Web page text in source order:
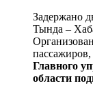
Задержано
Тында –
пассажиров,
Главного
области